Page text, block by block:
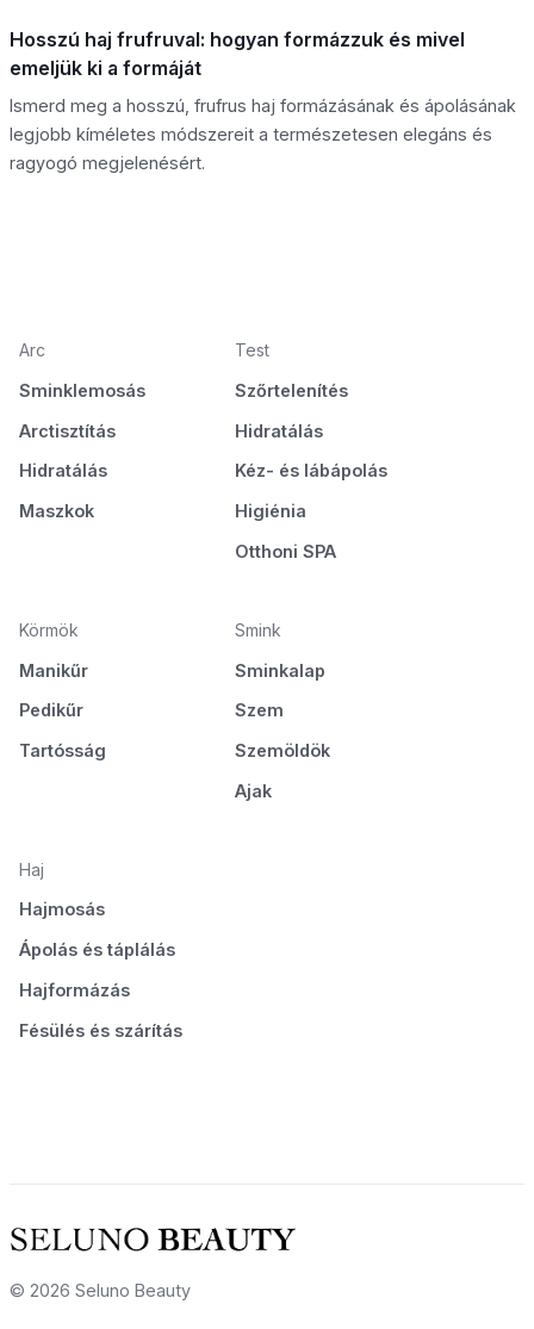
Hosszú haj frufruval: hogyan formázzuk és mivel
emeljük ki a formáját
Ismerd meg a hosszú, frufrus haj formázásának és ápolásának
legjobb kíméletes módszereit a természetesen elegáns és
ragyogó megjelenésért.
Arc
Sminklemosás
Arctisztítás
Hidratálás
Maszkok
Test
Szőrtelenítés
Hidratálás
Kéz- és lábápolás
Higiénia
Otthoni SPA
Körmök
Manikűr
Pedikűr
Tartósság
Smink
Sminkalap
Szem
Szemöldök
Ajak
Haj
Hajmosás
Ápolás és táplálás
Hajformázás
Fésülés és szárítás
© 2026 Seluno Beauty